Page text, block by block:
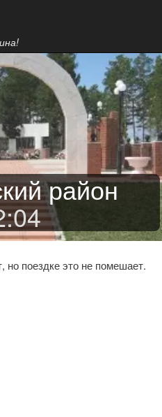
район
:04
но поездке это не помешает.